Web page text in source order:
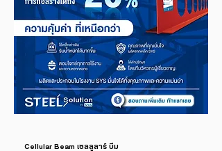
Cellular Beam เซลลูลาร์ บีม